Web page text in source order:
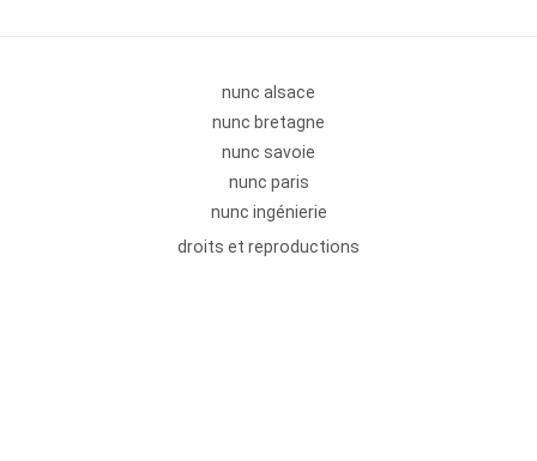
nunc alsace
nunc bretagne
nunc savoie
nunc paris
nunc ingénierie
droits et reproductions